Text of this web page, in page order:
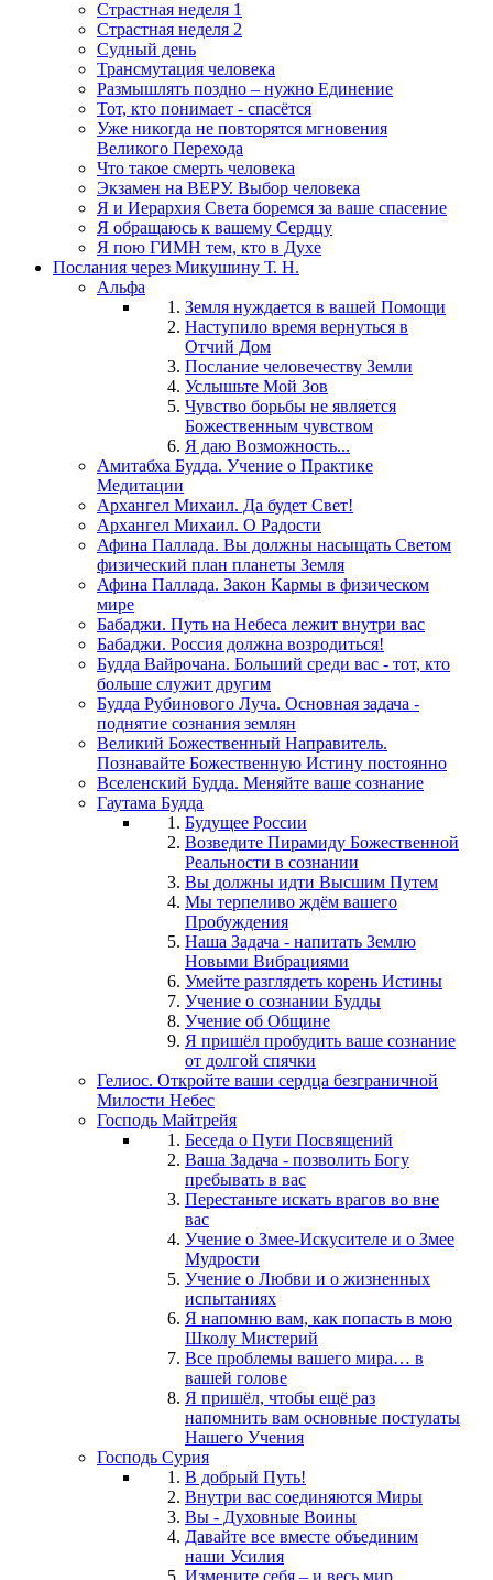
Страстная неделя 1
Страстная неделя 2
Судный день
Трансмутация человека
Размышлять поздно – нужно Единение
Тот, кто понимает - спасётся
Уже никогда не повторятся мгновения
Великого Перехода
Что такое смерть человека
Экзамен на ВЕРУ. Выбор человека
Я и Иерархия Света боремся за ваше спасение
Я обращаюсь к вашему Сердцу
Я пою ГИМН тем, кто в Духе
Послания через Микушину Т. Н.
Альфа
Земля нуждается в вашей Помощи
Наступило время вернуться в
Отчий Дом
Послание человечеству Земли
Услышьте Мой Зов
Чувство борьбы не является
Божественным чувством
Я даю Возможность...
Амитабха Будда. Учение о Практике
Медитации
Архангел Михаил. Да будет Свет!
Архангел Михаил. О Радости
Афина Паллада. Вы должны насыщать Светом
физический план планеты Земля
Афина Паллада. Закон Кармы в физическом
мире
Бабаджи. Путь на Небеса лежит внутри вас
Бабаджи. Россия должна возродиться!
Будда Вайрочана. Больший среди вас - тот, кто
больше служит другим
Будда Рубинового Луча. Основная задача -
поднятие сознания землян
Великий Божественный Направитель.
Познавайте Божественную Истину постоянно
Вселенский Будда. Меняйте ваше сознание
Гаутама Будда
Будущее России
Возведите Пирамиду Божественной
Реальности в сознании
Вы должны идти Высшим Путем
Мы терпеливо ждём вашего
Пробуждения
Наша Задача - напитать Землю
Новыми Вибрациями
Умейте разглядеть корень Истины
Учение о сознании Будды
Учение об Общине
Я пришёл пробудить ваше сознание
от долгой спячки
Гелиос. Откройте ваши сердца безграничной
Милости Небес
Господь Майтрейя
Беседа о Пути Посвящений
Ваша Задача - позволить Богу
пребывать в вас
Перестаньте искать врагов во вне
вас
Учение о Змее-Искусителе и о Змее
Мудрости
Учение о Любви и о жизненных
испытаниях
Я напомню вам, как попасть в мою
Школу Мистерий
Все проблемы вашего мира… в
вашей голове
Я пришёл, чтобы ещё раз
напомнить вам основные постулаты
Нашего Учения
Господь Сурия
В добрый Путь!
Внутри вас соединяются Миры
Вы - Духовные Воины
Давайте все вместе объединим
наши Усилия
Измените себя – и весь мир